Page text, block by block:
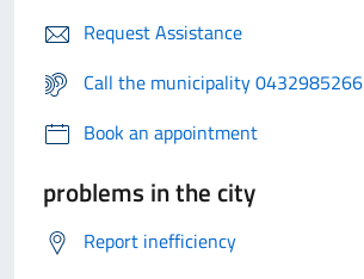
Request Assistance
Call the municipality 0432985266
Book an appointment
problems in the city
Report inefficiency